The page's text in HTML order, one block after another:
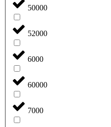
50000
52000
6000
60000
7000